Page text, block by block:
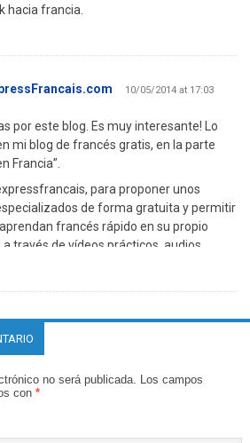
hacia francia.
10/05/2014 at 17:03
por este blog. Es muy interesante! Lo
mi blog de francés gratis, en la parte
Francia”.
para proponer unos
de forma gratuita y permitir
francés rápido en su propio
través de vídeos prácticos, audios,
más.
curso-gratis-de-frances/
/Francés para empresas
de trabajo en francés
preparar-entrevista-de-trabajo-
no será publicada. Los campos
con *